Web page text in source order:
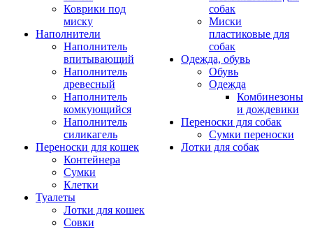
Коврики под
миску
Наполнители
Наполнитель
впитывающий
Наполнитель
древесный
Наполнитель
комкующийся
Наполнитель
силикагель
Переноски для кошек
Контейнера
Сумки
Клетки
Туалеты
Лотки для кошек
Совки
собак
Миски
пластиковые для
собак
Одежда, обувь
Обувь
Одежда
Комбинезоны
и дождевики
Переноски для собак
Сумки переноски
Лотки для собак